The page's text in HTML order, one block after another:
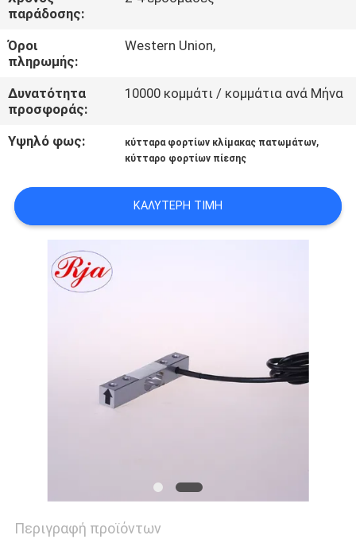
ΕΠΑΦΉ
ΜΕ
ΖΗΤΉΣΤΕ
ΑΠΌΣΠΑΣΜΑ
SITEMAP
ΠΟΛΙΤΙΚΉ
ΜΥΣΤΙΚΌΤΗΤΑΣ
παράδοσης:
Όροι
πληρωμής:
Western Union,
Δυνατότητα
προσφοράς:
10000 κομμάτι / κομμάτια ανά Μήνα
Υψηλό φως: κύτταρα φορτίων κλίμακας πατωμάτων,
κύτταρο φορτίων πίεσης
ΚΑΛΎΤΕΡΗ ΤΙΜΉ
Περιγραφή προϊόντων